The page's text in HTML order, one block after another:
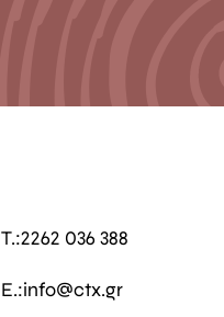
T.:2262 036 388
E.:info@ctx.gr